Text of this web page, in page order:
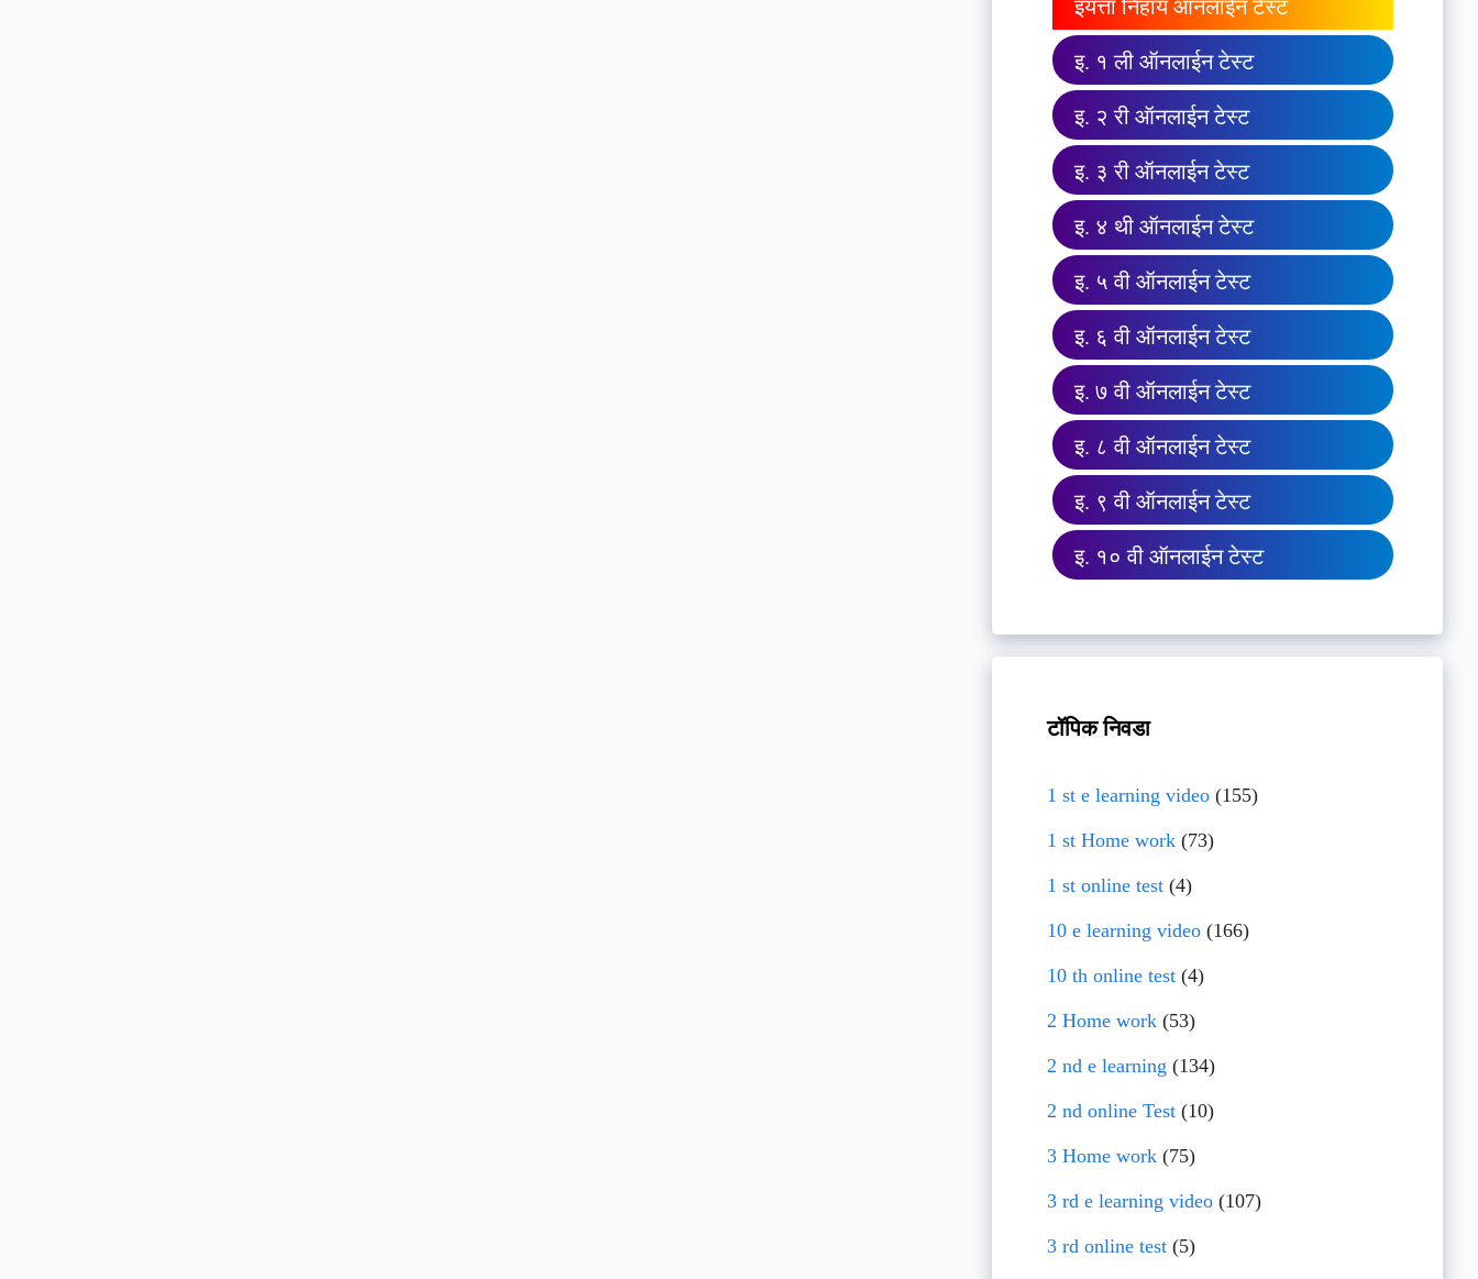
इयत्ता निहाय ऑनलाईन टेस्ट
इ. १ ली ऑनलाईन टेस्ट
इ. २ री ऑनलाईन टेस्ट
इ. ३ री ऑनलाईन टेस्ट
इ. ४ थी ऑनलाईन टेस्ट
इ. ५ वी ऑनलाईन टेस्ट
इ. ६ वी ऑनलाईन टेस्ट
इ. ७ वी ऑनलाईन टेस्ट
इ. ८ वी ऑनलाईन टेस्ट
इ. ९ वी ऑनलाईन टेस्ट
इ. १० वी ऑनलाईन टेस्ट
टॉपिक निवडा
1 st e learning video(155)
1 st Home work(73)
1 st online test(4)
10 e learning video(166)
10 th online test(4)
2 Home work(53)
2 nd e learning (134)
2 nd online Test(10)
3 Home work(75)
3 rd e learning video(107)
3 rd online test(5)